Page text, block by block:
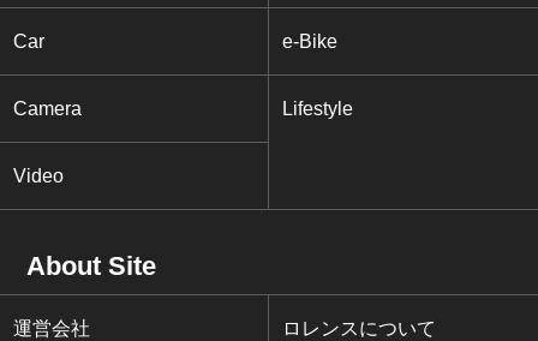
Car e-Bike
Camera Lifestyle
Video
About Site
運営会社 ロレンスについて